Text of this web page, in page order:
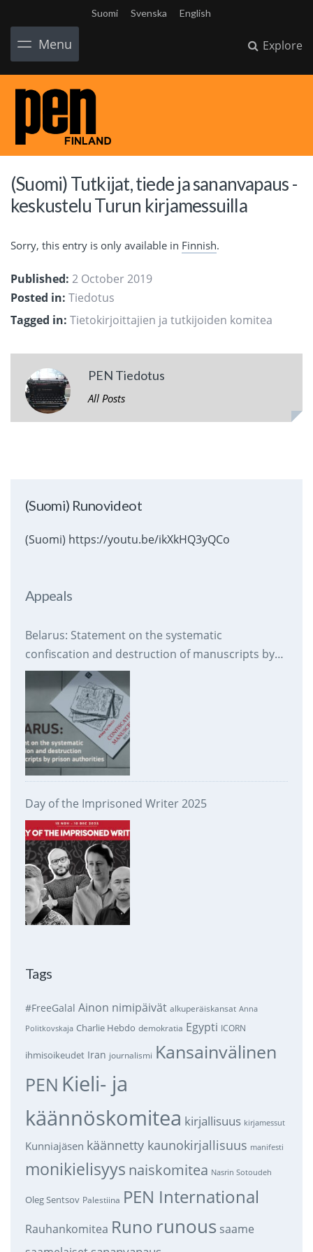
Suomi Svenska English
Menu Explore
(Suomi) Tutkijat, tiede ja sananvapaus -
keskustelu Turun kirjamessuilla
Sorry, this entry is only available in Finnish.
Published: 2 October 2019
Posted in: Tiedotus
Tagged in: Tietokirjoittajien ja tutkijoiden komitea
PEN Tiedotus
All Posts
(Suomi) Runovideot
(Suomi) https://youtu.be/ikXkHQ3yQCo
Appeals
Belarus: Statement on the systematic
confiscation and destruction of manuscripts by
prison authorities
Day of the Imprisoned Writer 2025
Tags
#FreeGalal Ainon nimipäivät alkuperäiskansat Anna
Politkovskaja Charlie Hebdo demokratia Egypti ICORN
ihmisoikeudet Iran journalismi Kansainvälinen
PEN Kieli- ja
käännöskomitea kirjallisuus kirjamessut
Kunniajäsen käännetty kaunokirjallisuus manifesti
monikielisyys naiskomitea Nasrin Sotoudeh
Oleg Sentsov Palestiina PEN International
Rauhankomitea Runo runous saame